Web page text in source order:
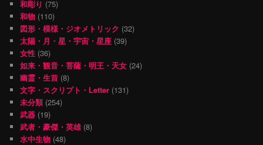
和彫り (75)
和物 (110)
図形・模様・ジオメトリック (32)
太陽・月・星・宇宙・星座 (39)
女性 (36)
如来・観音・菩薩・明王・天女 (24)
幽霊・生首 (8)
文字・スクリプト・Letter (131)
未分類(254)
武器 (19)
武者・豪傑・英雄(8)
水中生物 (48)